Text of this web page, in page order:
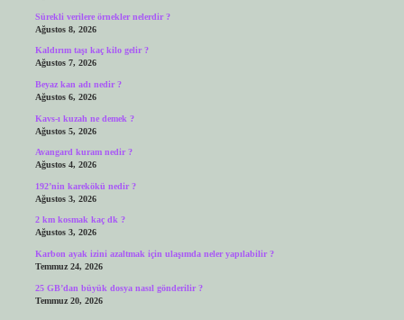
Sürekli verilere örnekler nelerdir ?
Ağustos 8, 2026
Kaldırım taşı kaç kilo gelir ?
Ağustos 7, 2026
Beyaz kan adı nedir ?
Ağustos 6, 2026
Kavs-ı kuzah ne demek ?
Ağustos 5, 2026
Avangard kuram nedir ?
Ağustos 4, 2026
192’nin karekökü nedir ?
Ağustos 3, 2026
2 km kosmak kaç dk ?
Ağustos 3, 2026
Karbon ayak izini azaltmak için ulaşımda neler yapılabilir ?
Temmuz 24, 2026
25 GB’dan büyük dosya nasıl gönderilir ?
Temmuz 20, 2026